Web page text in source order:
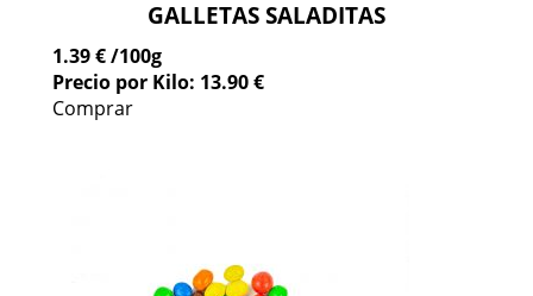
GALLETAS SALADITAS
1.39 €/100g
Precio por Kilo: 13.90 €
Comprar